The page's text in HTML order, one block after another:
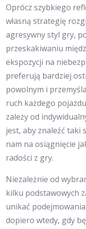
Oprócz szybkiego
własną strategię
agresywny styl gry,
przeskakiwaniu
ekspozycji na
preferują bardziej
powolnym i
ruch każdego
zależy od
jest, aby znaleźć
nam na osiągnięcie
radości z gry.
Niezależnie od
kilku podstawowych
unikać
dopiero wtedy, gdy